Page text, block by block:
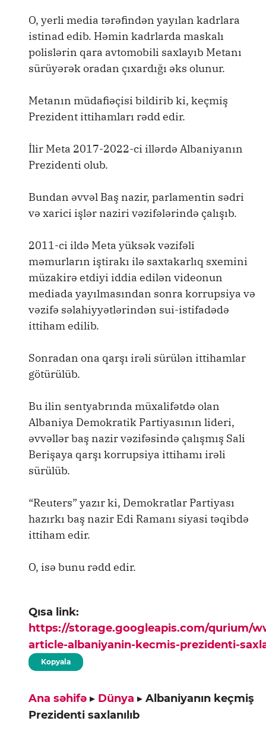
O, yerli media tərəfindən yayılan kadrlara
istinad edib. Həmin kadrlarda maskalı
polislərin qara avtomobili saxlayıb Metanı
sürüyərək oradan çıxardığı əks olunur.
Metanın müdafiəçisi bildirib ki, keçmiş
Prezident ittihamları rədd edir.
İlir Meta 2017-2022-ci illərdə Albaniyanın
Prezidenti olub.
Bundan əvvəl Baş nazir, parlamentin sədri
və xarici işlər naziri vəzifələrində çalışıb.
2011-ci ildə Meta yüksək vəzifəli
məmurların iştirakı ilə saxtakarlıq sxemini
müzakirə etdiyi iddia edilən videonun
mediada yayılmasından sonra korrupsiya və
vəzifə səlahiyyətlərindən sui-istifadədə
ittiham edilib.
Sonradan ona qarşı irəli sürülən ittihamlar
götürülüb.
Bu ilin sentyabrında müxalifətdə olan
Albaniya Demokratik Partiyasının lideri,
əvvəllər baş nazir vəzifəsində çalışmış Sali
Berişaya qarşı korrupsiya ittihamı irəli
sürülüb.
“Reuters” yazır ki, Demokratlar Partiyası
hazırkı baş nazir Edi Ramanı siyasi təqibdə
ittiham edir.
O, isə bunu rədd edir.
Qısa link:
https://storage.googleapis.com/qurium/
article-albaniyanin-kecmis-prezidenti-
Kopyala
Ana səhifə ▸ Dünya ▸ Albaniyanın keçmiş
Prezidenti saxlanılıb